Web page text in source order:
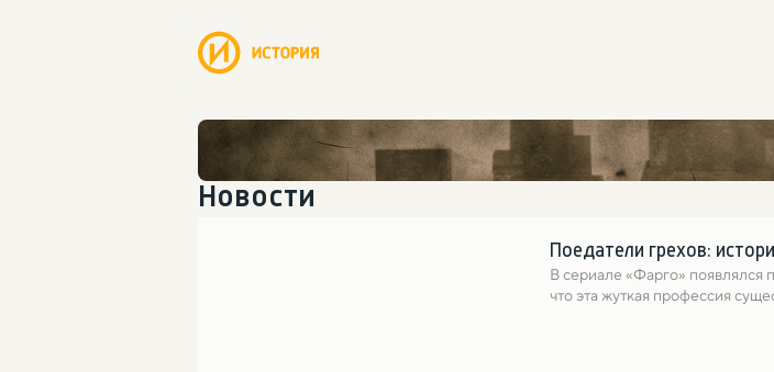
Новости
Поедатели грехов:
В сериале «Фарго»
что эта жуткая профессия